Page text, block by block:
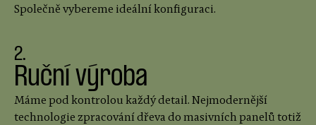
Společně vybereme ideální konfiguraci.
2.
Ruční výroba
Máme pod kontrolou každý detail. Nejmodernější
technologie zpracování dřeva do masivních panelů totiž